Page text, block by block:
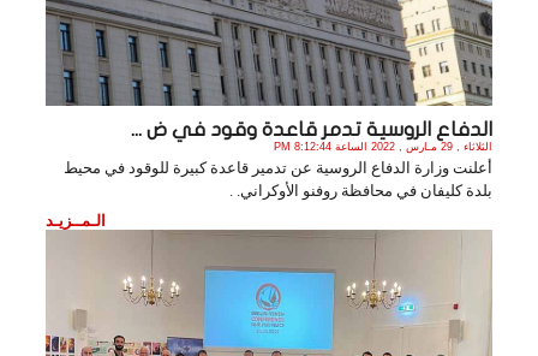
الدفاع الروسية تدمر قاعدة وقود في ض ...
الثلاثاء , 29 مـارس , 2022 الساعة 8:12:44 PM
أعلنت وزارة الدفاع الروسية عن تدمير قاعدة كبيرة للوقود في محيط
بلدة كليفان في محافظة روفنو الأوكراني. .
الـمــزيـد